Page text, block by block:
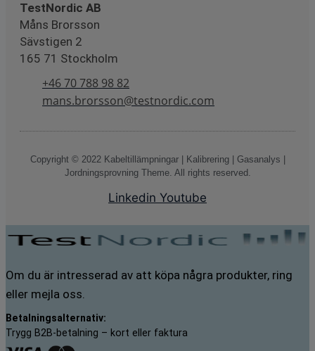
TestNordic AB
Måns Brorsson
Sävstigen 2
165 71 Stockholm
+46 70 788 98 82
mans.brorsson@testnordic.com
Copyright © 2022 Kabeltillämpningar | Kalibrering | Gasanalys |
Jordningsprovning Theme. All rights reserved.
Linkedin Youtube
Om du är intresserad av att köpa några produkter, ring
eller mejla oss.
Betalningsalternativ:
Trygg B2B-betalning – kort eller faktura